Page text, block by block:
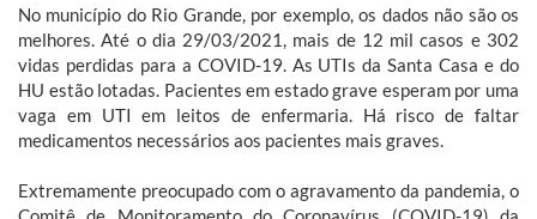
No município do Rio Grande, por exemplo, os dados não são os
melhores. Até o dia 29/03/2021, mais de 12 mil casos e 302
vidas perdidas para a COVID-19. As UTIs da Santa Casa e do
HU estão lotadas. Pacientes em estado grave esperam por uma
vaga em UTI em leitos de enfermaria. Há risco de faltar
medicamentos necessários aos pacientes mais graves.
Extremamente preocupado com o agravamento da pandemia, o